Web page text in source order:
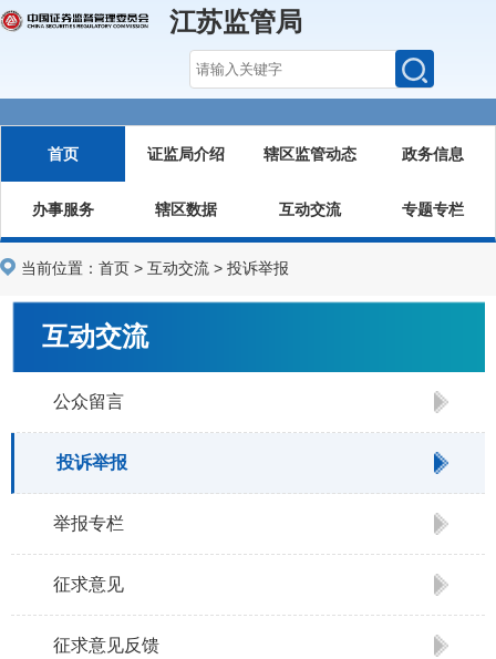
江苏监管局
首页 证监局介绍 辖区监管动态 政务信息
办事服务 辖区数据 互动交流 专题专栏
当前位置： 首页 > 互动交流 > 投诉举报
互动交流
公众留言
投诉举报
举报专栏
征求意见
征求意见反馈